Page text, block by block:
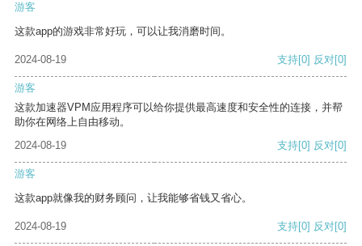
游客
这款app的游戏非常好玩，可以让我消磨时间。
2024-08-19 支持[0] 反对[0]
游客
这款加速器VPM应用程序可以给你提供最高速度和安全性的连接，并帮
助你在网络上自由移动。
2024-08-19
支持[0] 反对[0]
游客
这款app就像我的财务顾问，让我能够省钱又省心。
2024-08-19 支持[0] 反对[0]